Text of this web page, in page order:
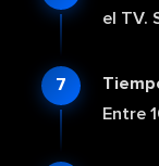
el TV.
Entre